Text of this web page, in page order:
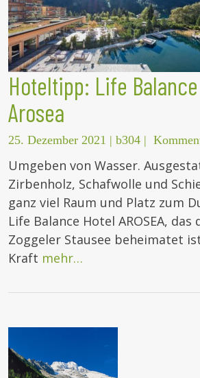
Hoteltipp: Life
Arosea
25. Dezember 2021 | b304 |
Umgeben von Wasser.
Zirbenholz, Schafwolle und
ganz viel Raum und Platz zum
Life Balance Hotel AROSEA,
Zoggeler Stausee beheimatet
Kraft mehr…